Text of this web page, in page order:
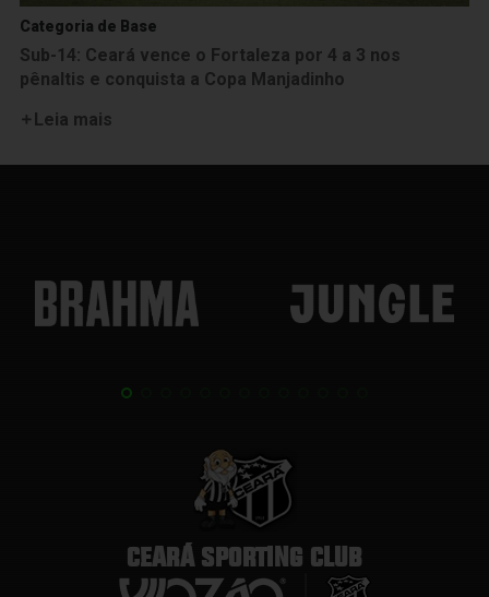
Categoria de Base
Sub-14: Ceará vence o Fortaleza por 4 a 3 nos
pênaltis e conquista a Copa Manjadinho
Leia mais
CEARÁ SPORTING CLUB